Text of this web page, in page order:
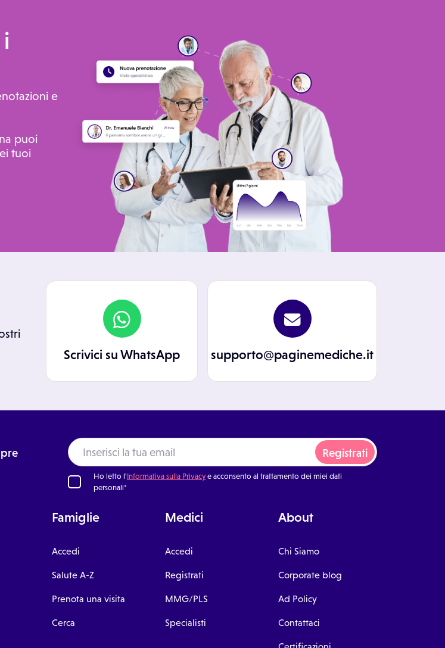
e
puoi
tuoi
Scrivici su WhatsApp supporto@paginemediche.it
Registrati
Ho letto l'Informativa sulla Privacye acconsento al trattamento dei miei dati
personali*
Famiglie
Accedi
Salute A-Z
Prenota una visita
Cerca
Medici
Accedi
Registrati
MMG/PLS
Specialisti
About
Chi Siamo
Corporate blog
Ad Policy
Contattaci